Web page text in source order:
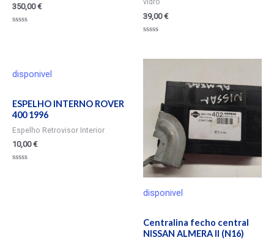
350,00€
39,00€
disponivel
ESPELHO INTERNO ROVER
400 1996
Espelho Retrovisor Interior
10,00€
disponivel
Centralina fecho central
NISSAN ALMERA II (N16)